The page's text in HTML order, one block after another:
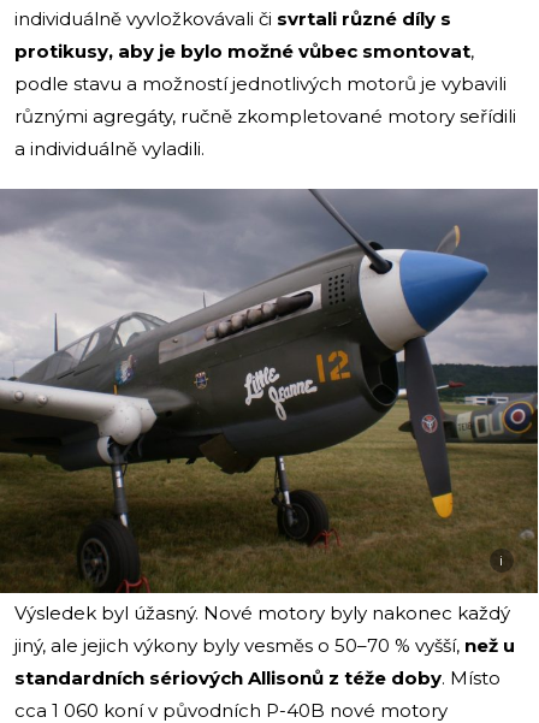
individuálně vyvložkovávali či svrtali různé díly s
protikusy, aby je bylo možné vůbec smontovat,
podle stavu a možností jednotlivých motorů je vybavili
různými agregáty, ručně zkompletované motory seřídili
a individuálně vyladili.
i
Výsledek byl úžasný. Nové motory byly nakonec každý
jiný, ale jejich výkony byly vesměs o 50–70 % vyšší, než u
standardních sériových Allisonů z téže doby. Místo
cca 1 060 koní v původních P-40B nové motory